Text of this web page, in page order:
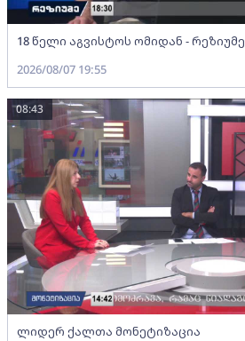
18 წელი აგვისტოს ომიდან - რეზიუმე
2026/08/07 19:55
ლიდერ ქალთა მონეტიზაცია
08:43